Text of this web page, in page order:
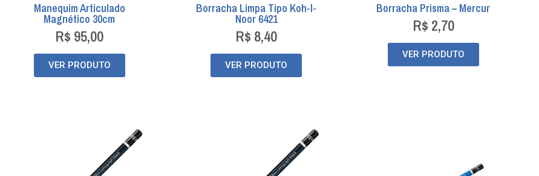
Manequim Articulado
Magnético 30cm
R$ 95,00
VER PRODUTO
Borracha Limpa Tipo Koh-I-
Noor 6421
R$ 8,40
VER PRODUTO
Borracha Prisma – Mercur
R$ 2,70
VER PRODUTO